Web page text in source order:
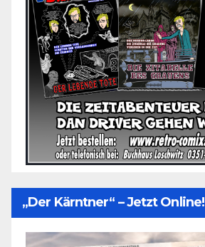
„Der Kärntner“ – Jetzt Online!